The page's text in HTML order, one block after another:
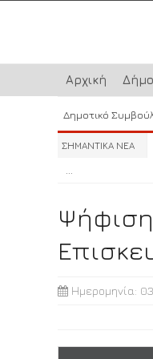
Αρχική
Δημοτικό
ΣΗΜΑΝΤΙΚΑ ΝΕΑ
...
Ημερομηνία: